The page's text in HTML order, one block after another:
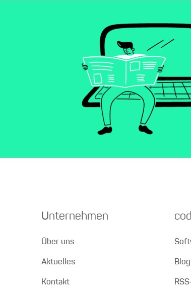
Unternehmen
Über uns
Aktuelles
Kontakt
Blog